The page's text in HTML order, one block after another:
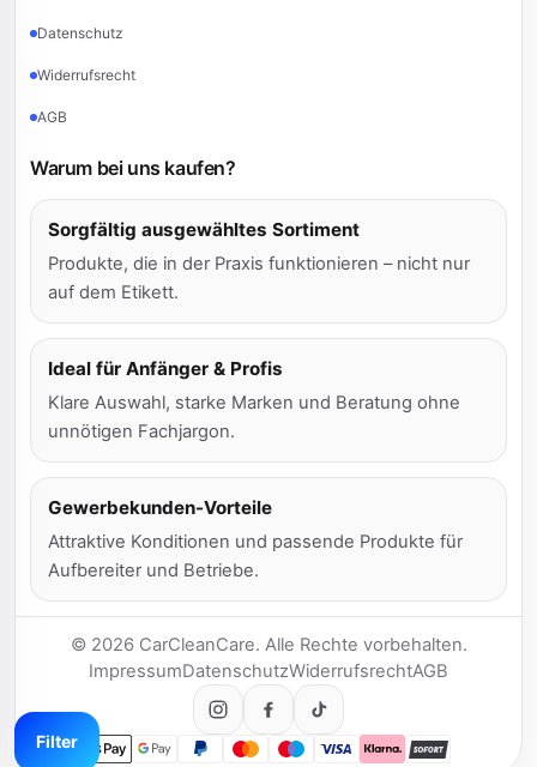
Filter
Datenschutz
Widerrufsrecht
AGB
Warum bei uns kaufen?
Sorgfältig ausgewähltes Sortiment
Produkte, die in der Praxis funktionieren – nicht nur
auf dem Etikett.
Ideal für Anfänger & Profis
Klare Auswahl, starke Marken und Beratung ohne
unnötigen Fachjargon.
Gewerbekunden-Vorteile
Attraktive Konditionen und passende Produkte für
Aufbereiter und Betriebe.
© 2026 CarCleanCare. Alle Rechte vorbehalten.
ImpressumDatenschutzWiderrufsrechtAGB
Apple PayGoogle Pay
PayPalMastercardMaestro
Visa KlarnaSOFORT